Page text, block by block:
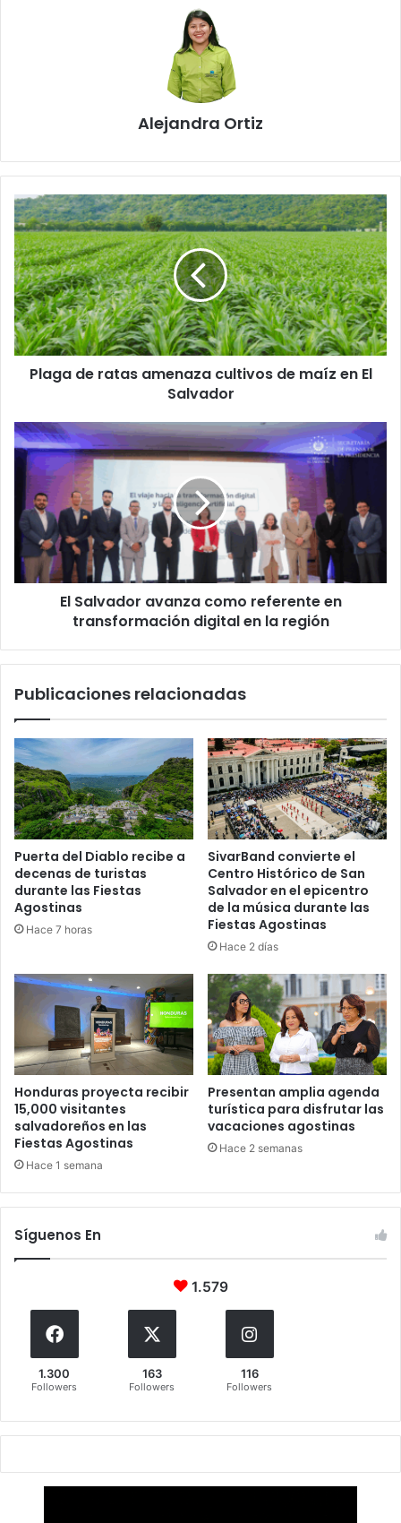
Alejandra Ortiz
Plaga
de
ratas
amenaza
cultivos
de
maíz
en
El
Salvador
Plaga de ratas amenaza cultivos de maíz en El
Salvador
El
Salvador
avanza
como
referente
en
transformación
digital
en
El Salvador avanza como referente en
transformación digital en la región
Publicaciones relacionadas
Puerta del Diablo recibe a
decenas de turistas
durante las Fiestas
Agostinas
Hace 7 horas
SivarBand convierte el
Centro Histórico de San
Salvador en el epicentro
de la música durante las
Fiestas Agostinas
Hace 2 días
Honduras proyecta recibir
15,000 visitantes
salvadoreños en las
Fiestas Agostinas
Hace 1 semana
Presentan amplia agenda
turística para disfrutar las
vacaciones agostinas
Hace 2 semanas
Síguenos En
1.579
1.300
Followers
163
Followers
116
Followers